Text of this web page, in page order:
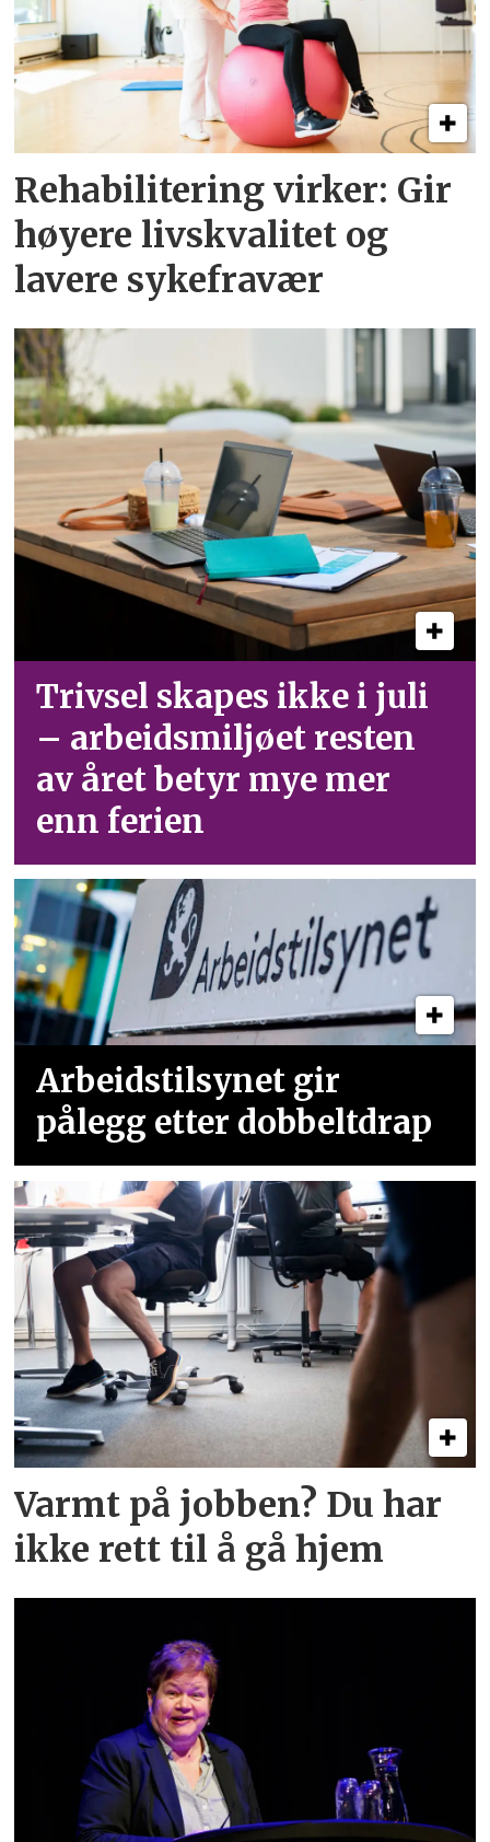
Rehabilitering virker: Gir
høyere livskvalitet og
lavere sykefravær
Trivsel skapes ikke i juli
– arbeid­smiljøet resten
av året betyr mye mer
enn ferien
Arbeidstilsynet gir
pålegg etter dobbeltdrap
Varmt på jobben? Du har
ikke rett til å gå hjem